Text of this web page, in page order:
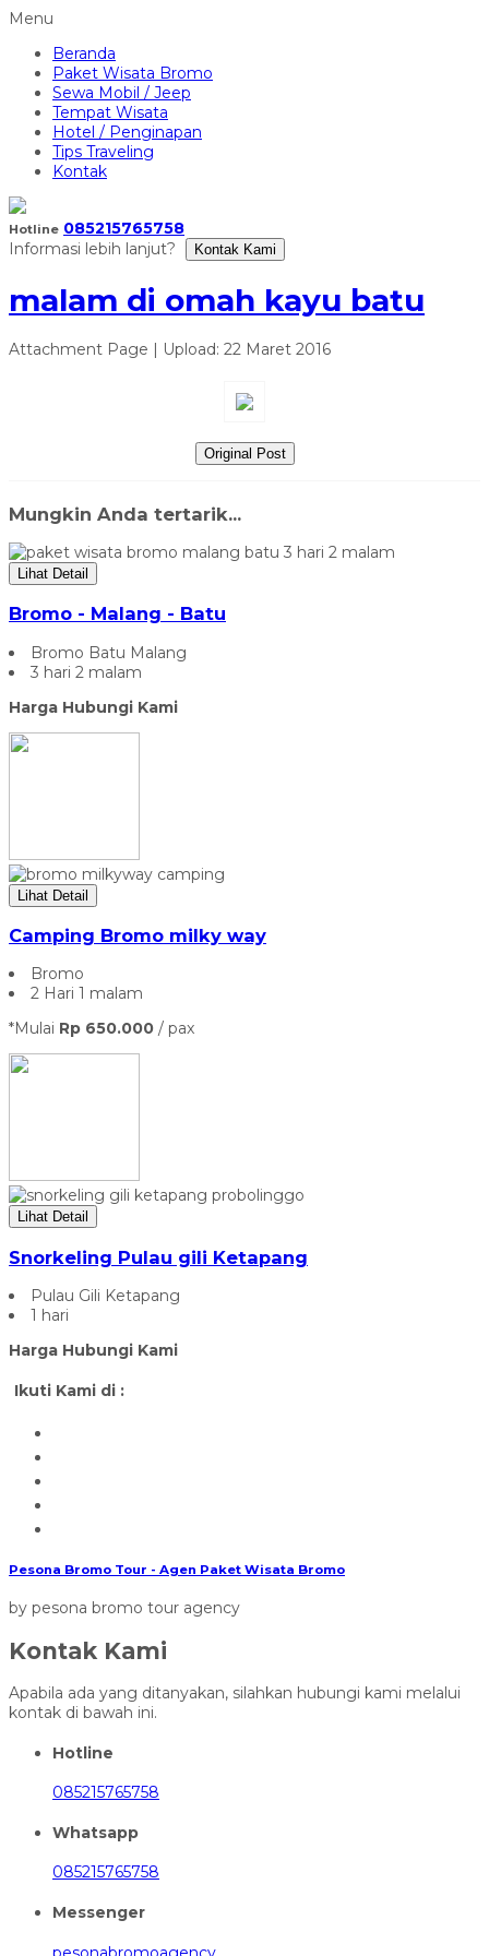
Menu
Beranda
Paket Wisata Bromo
Sewa Mobil / Jeep
Tempat Wisata
Hotel / Penginapan
Tips Traveling
Kontak
Hotline 085215765758
Informasi lebih lanjut?
Kontak Kami
malam di omah kayu batu
Attachment Page | Upload: 22 Maret 2016
Original Post
Mungkin Anda tertarik...
Lihat Detail
Bromo - Malang - Batu
Bromo Batu Malang
3 hari 2 malam
Harga Hubungi Kami
Lihat Detail
Camping Bromo milky way
Bromo
2 Hari 1 malam
*Mulai Rp 650.000 / pax
Lihat Detail
Snorkeling Pulau gili Ketapang
Pulau Gili Ketapang
1 hari
Harga Hubungi Kami
Ikuti Kami di :
Pesona Bromo Tour - Agen Paket Wisata Bromo
by pesona bromo tour agency
Kontak Kami
Apabila ada yang ditanyakan, silahkan hubungi kami melalui
kontak di bawah ini.
Hotline
085215765758
Whatsapp
085215765758
Messenger